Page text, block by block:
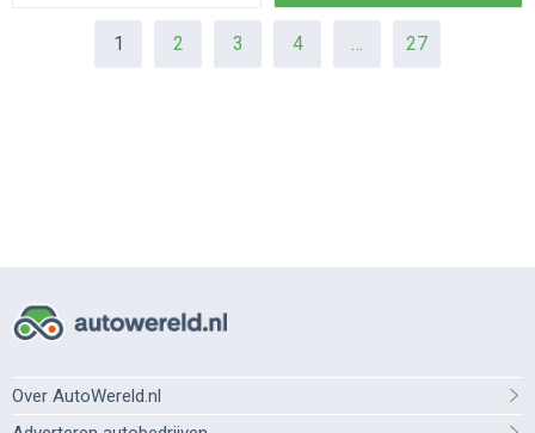
1 2 3 4 … 27
Over AutoWereld.nl